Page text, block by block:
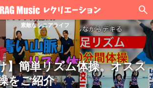
素敵なシニアライフ
】簡単リズム体操。オスス
をご紹介